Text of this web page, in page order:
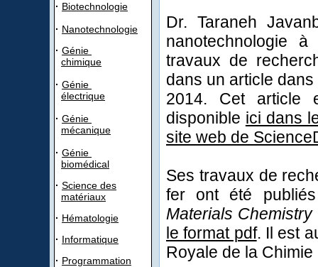
· Biotechnologie
· Nanotechnologie
· Génie
chimique
· Génie
électrique
· Génie
mécanique
· Génie
biomédical
· Science des
matériaux
· Hématologie
· Informatique
· Programmation
Dr. Taraneh
nanotechnologie à
travaux de
dans un article dans
2014. Cet article
disponible ici dans
site web de
Ses travaux de
fer ont été
Materials Chemistry
le format pdf. Il est
Royale de la